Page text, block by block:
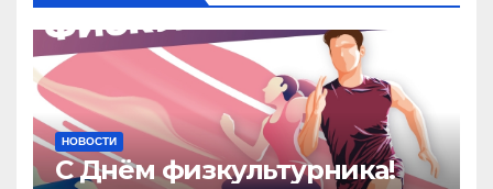
НОВОСТИ
С Днём физкультурника!